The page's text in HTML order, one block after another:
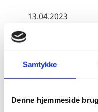
Samtykke
Denne hjemmeside
13.04.2023
Share on Facebook
Share on XShare on